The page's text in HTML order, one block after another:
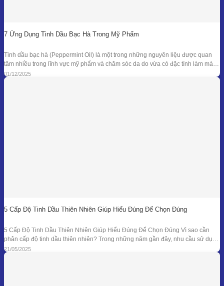
7 Ứng Dụng Tinh Dầu Bạc Hà Trong Mỹ Phẩm
Tinh dầu bạc hà (Peppermint Oil) là một trong những nguyên liệu được quan
tâm nhiều trong lĩnh vực mỹ phẩm và chăm sóc da do vừa có đặc tính làm mát
đặc trưng, vừa sở hữu phổ kháng khuẩn và khử mùi tự nhiên đã được ghi nhận
trong nhiều nghiên cứu. Giá trị
01/12/2025
5 Cấp Độ Tinh Dầu Thiên Nhiên Giúp Hiểu Đúng Để Chọn Đúng
5 Cấp Độ Tinh Dầu Thiên Nhiên Giúp Hiểu Đúng Để Chọn Đúng Vì sao cần
phân cấp độ tinh dầu thiên nhiên? Trong những năm gần đây, nhu cầu sử dụng
tinh dầu thiên nhiên ngày càng gia tăng trong các lĩnh vực như chăm sóc sức
khỏe, mỹ phẩm, liệu pháp hương thơm,
21/05/2025